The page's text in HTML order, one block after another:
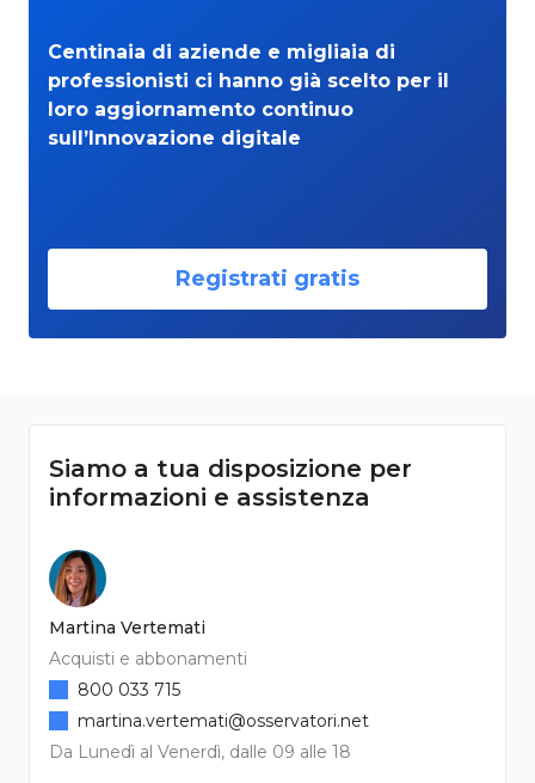
Centinaia di aziende e migliaia di
professionisti ci hanno già scelto per il
loro aggiornamento continuo
sull’Innovazione digitale
Registrati gratis
Siamo a tua disposizione per
informazioni e assistenza
Martina Vertemati
Acquisti e abbonamenti
Da Lunedì al Venerdì, dalle 09 alle 18
800 033 715
martina.vertemati@osservatori.net